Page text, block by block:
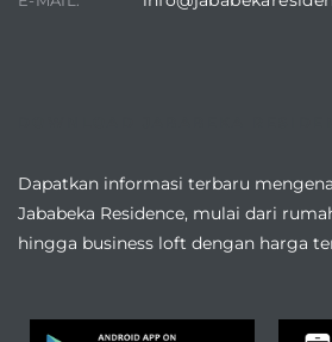
Dapatkan informasi terbaru
Jababeka Residence, mulai dari
hingga business loft dengan harga